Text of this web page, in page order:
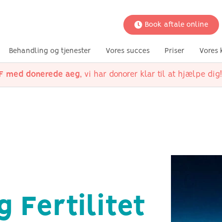
Book aftale online
Behandling og tjenester
Fertilitetsbevarelse Din
par
Vores succes Priser Vores
partnerklinik Vesterbro UK klinik
Medicinske tilstande
Tubar sygdom
Infertilitet hos mænd
mød vores team
videnskabelige
undersøgelser
med donerede aeg, vi har donorer klar til at hjælpe dig!
Fertilitet